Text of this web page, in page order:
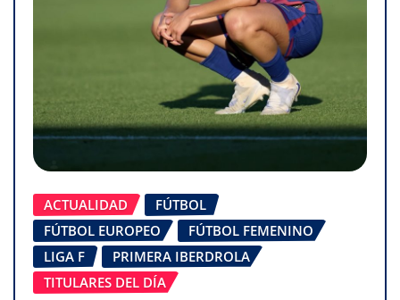
ACTUALIDAD
FÚTBOL
FÚTBOL EUROPEO
FÚTBOL FEMENINO
LIGA F
PRIMERA IBERDROLA
TITULARES DEL DÍA